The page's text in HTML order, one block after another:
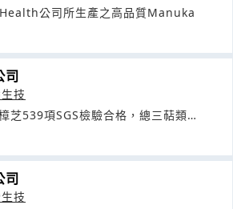
公司所生產之高品質Manuka
司
技
芝539項SGS檢驗合格，總三萜類
司
技